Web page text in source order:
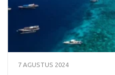
7 AGUSTUS 2024